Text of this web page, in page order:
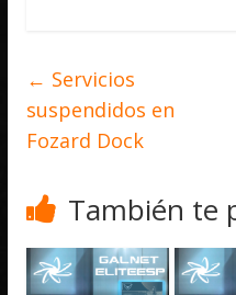
← Servicios
suspendidos en
Fozard Dock
También te